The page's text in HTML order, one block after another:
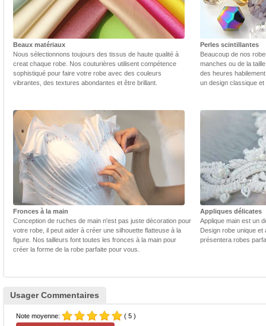
Beaux matériaux
Nous sélectionnons toujours des tissus de haute qualité à
creat chaque robe. Nos couturières utilisent compétence
sophistiqué pour faire votre robe avec des couleurs
vibrantes, des textures abondantes et être brillant.
Perles scintillantes
Beaucoup de nos
manches ou de la
des heures
un design classique
Fronces à la main
Conception de ruches de main n'est pas juste décoration pour
votre robe, il peut aider à créer une silhouette flatteuse à la
figure. Nos tailleurs font toutes les fronces à la main pour
créer la forme de la robe parfaite pour vous.
Appliques délicates
Applique main est un
Design robe unique
présentera robes
Usager Commentaires
Note moyenne: ( 5 )